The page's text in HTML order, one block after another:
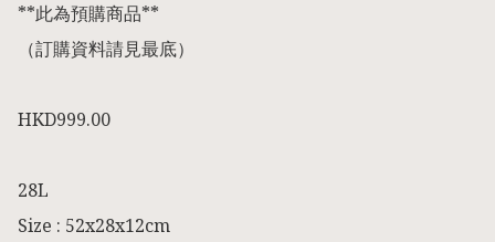
**此為預購商品**
（訂購資料請見最底）
HKD999.00
28L
Size : 52x28x12cm